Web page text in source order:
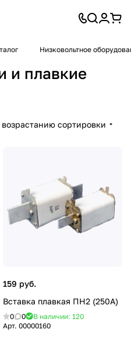
Низковольтное
и плавкие
сортировки
159 руб.
Вставка плавкая ПН2 (250А)
0 0
В наличии: 120
Арт. 00000160